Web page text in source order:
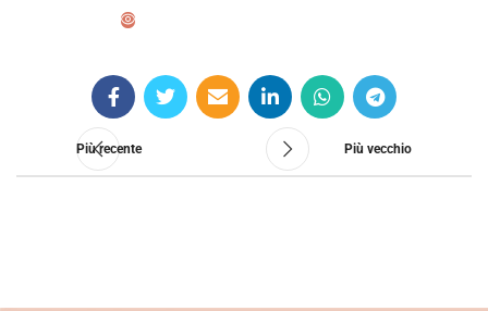
Più recente Più vecchio